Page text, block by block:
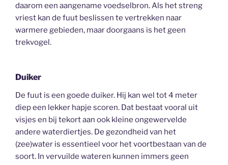
daarom een aangename voedselbron. Als het streng
vriest kan de fuut beslissen te vertrekken naar
warmere gebieden, maar doorgaans is het geen
trekvogel.
Duiker
De fuut is een goede duiker. Hij kan wel tot 4 meter
diep een lekker hapje scoren. Dat bestaat vooral uit
visjes en bij tekort aan ook kleine ongewervelde
andere waterdiertjes. De gezondheid van het
(zee)water is essentieel voor het voortbestaan van de
soort. In vervuilde wateren kunnen immers geen